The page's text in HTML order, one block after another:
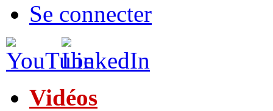
Se connecter
Vidéos